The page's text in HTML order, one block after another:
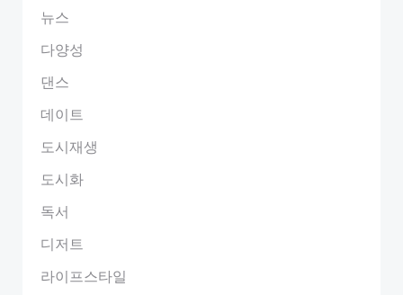
뉴스
다양성
댄스
데이트
도시재생
도시화
독서
디저트
라이프스타일